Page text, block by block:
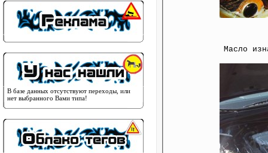
В базе данных отсутствуют переходы, или
нет выбранного Вами типа!
Масло